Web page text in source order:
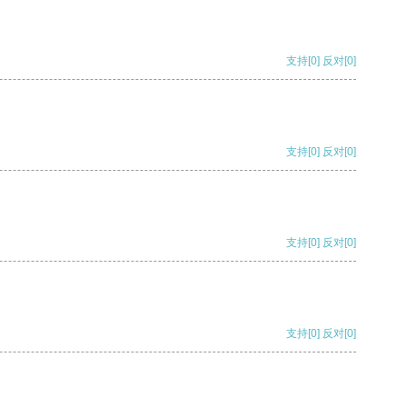
支持[0] 反对[0]
支持[0] 反对[0]
支持[0] 反对[0]
支持[0] 反对[0]